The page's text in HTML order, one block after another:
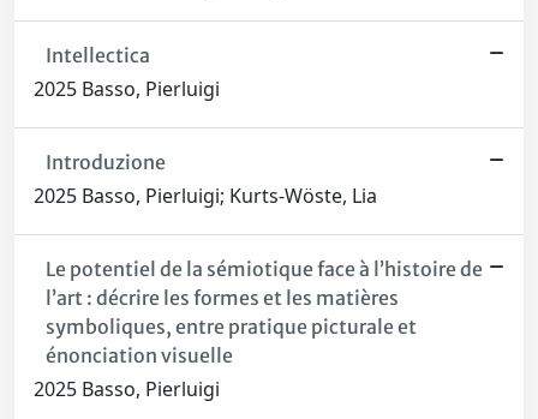
Intellectica
2025 Basso, Pierluigi
Introduzione
2025 Basso, Pierluigi; Kurts-Wöste, Lia
Le potentiel de la sémiotique face à l’histoire de
l’art : décrire les formes et les matières
symboliques, entre pratique picturale et
énonciation visuelle
2025 Basso, Pierluigi